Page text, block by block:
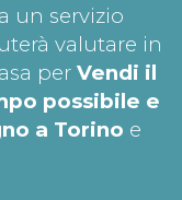
un servizio
valutare in
per Vendi il
possibile e
a Torino e